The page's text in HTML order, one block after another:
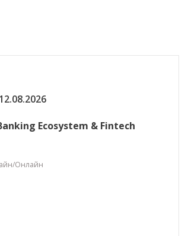
12.08.2026
Ecosystem & Fintech
Онлайн